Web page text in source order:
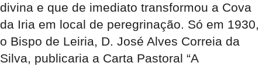
divina e que de imediato transformou a Cova
da Iria em local de peregrinação. Só em 1930,
o Bispo de Leiria, D. José Alves Correia da
Silva, publicaria a Carta Pastoral “A